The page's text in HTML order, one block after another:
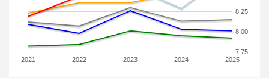
2021 2022 2023 2024 2025
7.75
8.00
8.25